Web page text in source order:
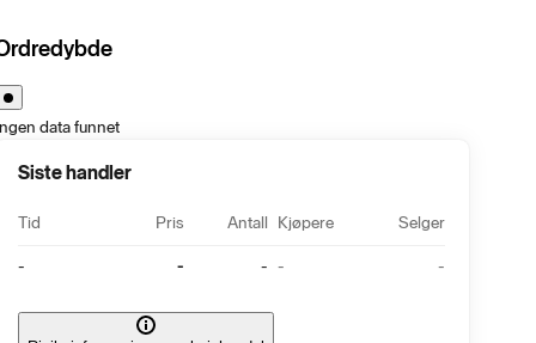
data funnet
Siste handler
Tid Pris Antall Kjøpere Selger
- - - - -